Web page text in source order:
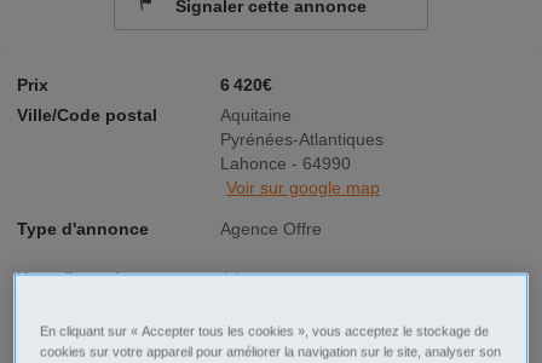
Prix
6 420€
Ville/Code postal
Aquitaine
Pyrénées-Atlantiques
Lahonce - 64990
Voir sur google map
Type d'annonce Agence Offre
Vente/Location A louer
Surface 62 m²
Signaler cette annonce
En cliquant sur « Accepter tous les cookies », vous acceptez le stockage de
cookies sur votre appareil pour améliorer la navigation sur le site, analyser son